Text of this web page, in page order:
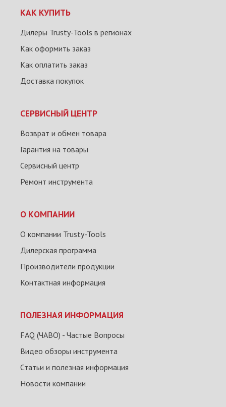
КАК КУПИТЬ
Дилеры Trusty-Tools в регионах
Как оформить заказ
Как оплатить заказ
Доставка покупок
СЕРВИСНЫЙ ЦЕНТР
Возврат и обмен товара
Гарантия на товары
Сервисный центр
Ремонт инструмента
О КОМПАНИИ
О компании Trusty-Tools
Дилерская программа
Производители продукции
Контактная информация
ПОЛЕЗНАЯ ИНФОРМАЦИЯ
FAQ (ЧАВО) - Частые Вопросы
Видео обзоры инструмента
Статьи и полезная информация
Новости компании